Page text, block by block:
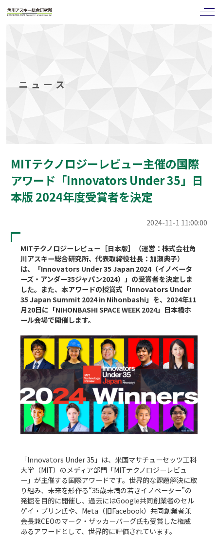
ニュース
MITテクノロジーレビュー主催の国際
アワード「Innovators Under 35」日
本版 2024年度受賞者を決定
2024-11-1 11:00:00
MITテクノロジーレビュー［日本版］（運営：株式会社角
川アスキー総合研究所、代表取締役社長：加瀬典子）
は、「Innovators Under 35 Japan 2024（イノベータ
ーズ・アンダー35ジャパン2024）」の受賞者を決定しま
した。また、本アワードの授賞式「Innovators Under
35 Japan Summit 2024 in Nihonbashi」を、2024年11
月20日に「NIHONBASHI SPACE WEEK 2024」日本橋ホ
ール会場で開催します。
「Innovators Under 35」は、米国マサチューセッツ工科
大学（MIT）のメディア部門「MITテクノロジーレビュ
ー」が主催する国際アワードです。世界的な課題解決に取
り組み、未来を形作る“35歳未満の若きイノベーター”の
発掘を目的に開催し、過去にはGoogle共同創業者のセル
ゲイ・ブリン氏や、Meta（旧Facebook）共同創業者兼
会長兼CEOのマーク・ザッカーバーグ氏も受賞した権威
あるアワードとして、世界的に評価されています。